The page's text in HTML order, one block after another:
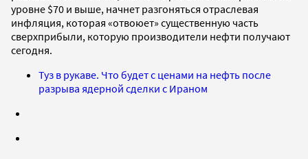
уровне $70 и выше, начнет разгоняться отраслевая
инфляция, которая «отвоюет» существенную часть
сверхприбыли, которую производители нефти получают
сегодня.
Туз в рукаве. Что будет с ценами на нефть после
разрыва ядерной сделки с Ираном